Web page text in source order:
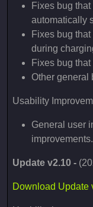
Fixes bug
automatically
Fixes bug
during
Fixes bug
Other general
Usability
General user
improvements.
Update v2.10 -
Download Update